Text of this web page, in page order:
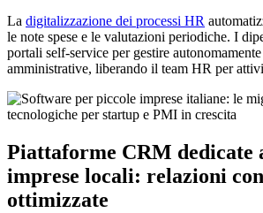
La digitalizzazione dei processi HR
le note spese e le valutazioni periodiche. I
portali self-service per gestire
amministrative, liberando il team HR per
Piattaforme CRM dedicate
imprese locali: relazioni
ottimizzate